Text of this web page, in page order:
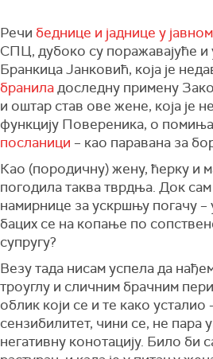
Речи беднице и јаднице у
СПЦ, дубоко су поражавајуће и
Бранкица Јанковић, која је
браниладоследну примену
и оштар став ове жене, која је
функцију Повереника, о
посланици – као паравана за
Као (породичну) жену, ћерку и
погодила таква тврдња. Док
намирнице за ускршњу погачу
бацих се на копање по
супругу?
Везу тада нисам успела да
троуглу и сличним брачним
облик који се и те како
сензибилитет, чини се, не пара
негативну конотацију. Било би